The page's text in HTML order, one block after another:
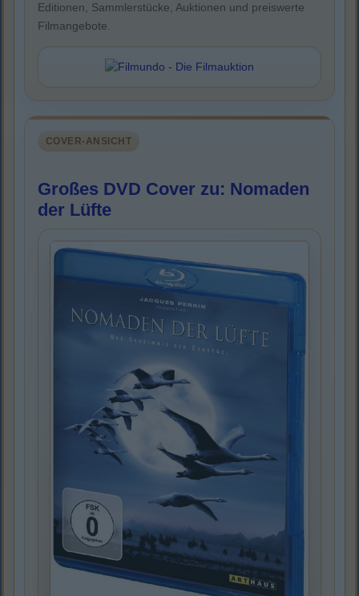
Editionen, Sammlerstücke, Auktionen und preiswerte
Filmangebote.
COVER-ANSICHT
Großes DVD Cover zu: Nomaden
der Lüfte